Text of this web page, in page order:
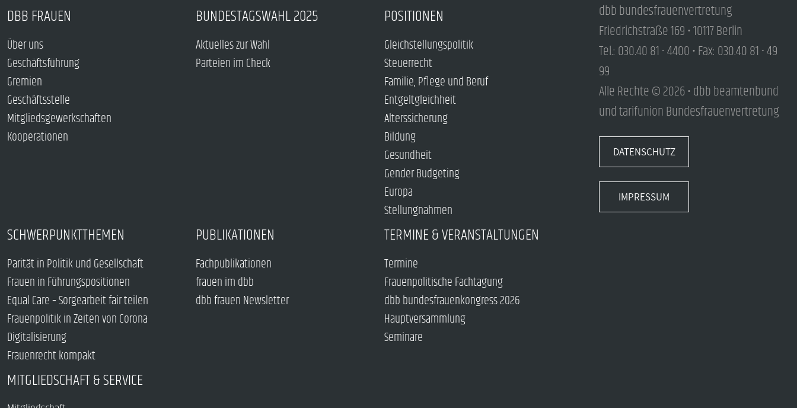
DBB FRAUEN
Über uns
Geschäftsführung
Gremien
Geschäftsstelle
Mitgliedsgewerkschaften
Kooperationen
BUNDESTAGSWAHL 2025
Aktuelles zur Wahl
Parteien im Check
POSITIONEN
Gleichstellungspolitik
Steuerrecht
Familie, Pflege und Beruf
Entgeltgleichheit
Alterssicherung
Bildung
Gesundheit
Gender Budgeting
Europa
Stellungnahmen
SCHWERPUNKTTHEMEN
Parität in Politik und Gesellschaft
Frauen in Führungspositionen
Equal Care – Sorgearbeit fair teilen
Frauenpolitik in Zeiten von Corona
Digitalisierung
Frauenrecht kompakt
PUBLIKATIONEN
Fachpublikationen
frauen im dbb
dbb frauen Newsletter
TERMINE & VERANSTALTUNGEN
Termine
Frauenpolitische Fachtagung
dbb bundesfrauenkongress 2026
Hauptversammlung
Seminare
MITGLIEDSCHAFT & SERVICE
dbb bundesfrauenvertretung
Friedrichstraße 169 • 10117 Berlin
Tel.: 030.40 81 - 4400 • Fax: 030.40 81 - 49
99
Alle Rechte © 2026 • dbb beamtenbund
und tarifunion Bundesfrauenvertretung
DATENSCHUTZ
IMPRESSUM